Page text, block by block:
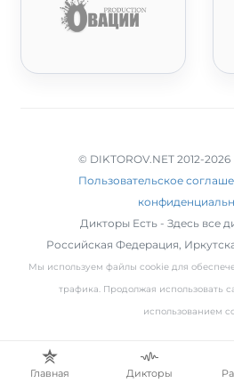
© DIKTOROV.NET 2012-2026
Пользовательское
Дикторы Есть - Здесь все
Российская Федерация,
Мы используем файлы cookie для
трафика. Продолжая использовать
использованием
Главная Дикторы